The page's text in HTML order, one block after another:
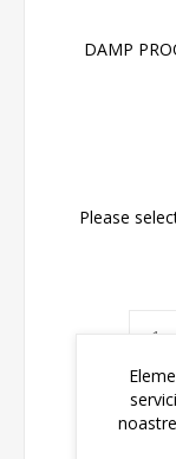
DAMP
Please